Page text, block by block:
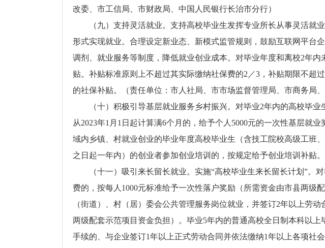
改委、市工信局、市财政局、中国人民银行长治市分行）
（九）支持灵活就业。支持高校毕业生发挥专业所长从事灵活
形式实现就业。合理设定新业态、新模式监管规则，鼓励互联网平台
调剂、就业服务等制度，降低就业创业成本。对毕业年度和离校2年
贴。补贴标准原则上不超过其实际缴纳社保费的2／3，补贴期限不超
的社保补贴。（责任单位：市人社局、市市场监督管理局、市商务局、
（十）积极引导基层就业服务乡村振兴。对毕业2年内的高校毕
从2023年1月1日起计算满6个月的，给予个人5000元的一次性基层就
域内乡镇、村就业创业的毕业年度高校毕业生（含技工院校高级工班
之日起一年内）的创业者参加创业培训的，按规定给予创业培训补贴
（十一）吸引来长留长就业。实施“高校毕业生来长留长计划”
费的，按每人1000元标准给予一次性落户奖励（所需资金由市县两
（街道）、村（居）委会公共管理服务岗位就业，并签订2年以上劳
两级配套示范项目资金负担）。毕业5年内的普通高校全日制本科以
手续的、与企业签订1年以上正式劳动合同并依法缴纳1年以上各项社